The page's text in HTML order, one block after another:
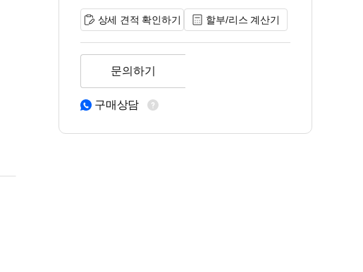
상세 견적 확인하기 할부/리스 계산기
문의하기
구매상담